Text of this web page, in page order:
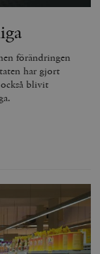
förändringen
har gjort
blivit